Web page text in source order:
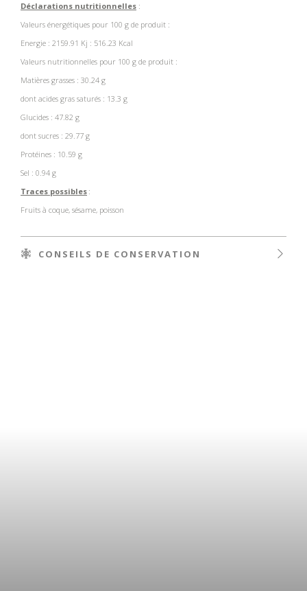
Déclarations nutritionnelles :
Valeurs énergétiques pour 100 g de produit :
Energie : 2159.91 Kj : 516.23 Kcal
Valeurs nutritionnelles pour 100 g de produit :
Matières grasses : 30.24 g
dont acides gras saturés : 13.3 g
Glucides : 47.82 g
dont sucres : 29.77 g
Protéines : 10.59 g
Sel : 0.94 g
Traces possibles :
Fruits à coque, sésame, poisson
CONSEILS DE CONSERVATION